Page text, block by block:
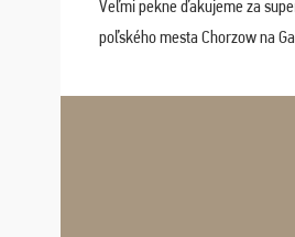
Veľmi pekne ďakujeme za
poľského mesta Chorzow na
Navštívili sme aj zábavný park